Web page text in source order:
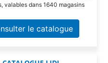
valables dans 1640 magasins
le catalogue